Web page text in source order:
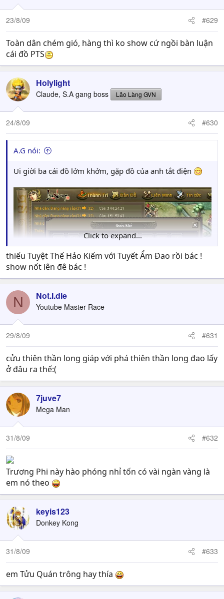
23/8/09 #629
Toàn dân chém gió, hàng thì ko show cứ ngồi bàn luận
cái đồ PTS
Holylight
Claude, S.A gang boss Lão Làng GVN
24/8/09 #630
A.G nói:
Ui giời ba cái đồ lởm khởm, gặp đồ của anh tắt điện
Click to expand...
thiếu Tuyệt Thế Hảo Kiếm với Tuyết Ẩm Đao rồi bác !
show nốt lên đê bác !
N Not.I.die
Youtube Master Race
29/8/09 #631
cửu thiên thần long giáp với phá thiên thần long đao lấy
ở đâu ra thế:(
7juve7
Mega Man
31/8/09 #632
Trương Phi này hào phóng nhỉ tốn có vài ngàn vàng là
em nó theo
keyis123
Donkey Kong
31/8/09 #633
em Tửu Quán trông hay thía